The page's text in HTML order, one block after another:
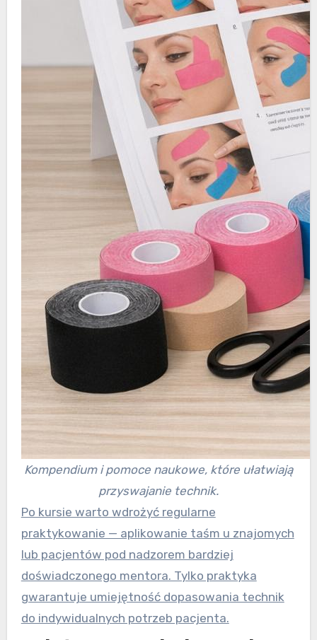
Kompendium i pomoce naukowe, które ułatwiają
przyswajanie technik.
Po kursie warto wdrożyć regularne
praktykowanie — aplikowanie taśm u znajomych
lub pacjentów pod nadzorem bardziej
doświadczonego mentora. Tylko praktyka
gwarantuje umiejętność dopasowania technik
do indywidualnych potrzeb pacjenta.